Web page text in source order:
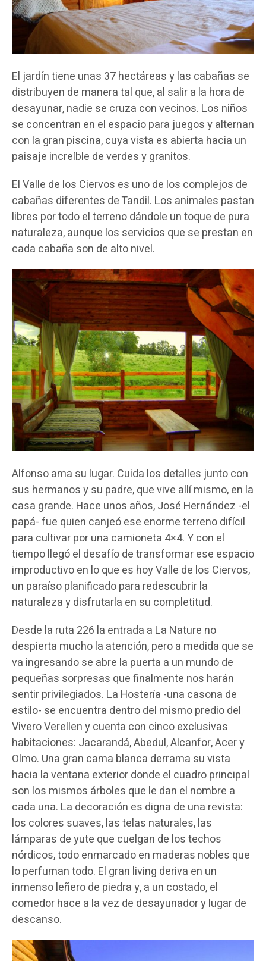
El jardín tiene unas 37 hectáreas y las cabañas se
distribuyen de manera tal que, al salir a la hora de
desayunar, nadie se cruza con vecinos. Los niños
se concentran en el espacio para juegos y alternan
con la gran piscina, cuya vista es abierta hacia un
paisaje increíble de verdes y granitos.
El Valle de los Ciervos es uno de los complejos de
cabañas diferentes de Tandil. Los animales pastan
libres por todo el terreno dándole un toque de pura
naturaleza, aunque los servicios que se prestan en
cada cabaña son de alto nivel.
Alfonso ama su lugar. Cuida los detalles junto con
sus hermanos y su padre, que vive allí mismo, en la
casa grande. Hace unos años, José Hernández -el
papá- fue quien canjeó ese enorme terreno difícil
para cultivar por una camioneta 4×4. Y con el
tiempo llegó el desafío de transformar ese espacio
improductivo en lo que es hoy Valle de los Ciervos,
un paraíso planificado para redescubrir la
naturaleza y disfrutarla en su completitud.
Desde la ruta 226 la entrada a La Nature no
despierta mucho la atención, pero a medida que se
va ingresando se abre la puerta a un mundo de
pequeñas sorpresas que finalmente nos harán
sentir privilegiados. La Hostería -una casona de
estilo- se encuentra dentro del mismo predio del
Vivero Verellen y cuenta con cinco exclusivas
habitaciones: Jacarandá, Abedul, Alcanfor, Acer y
Olmo. Una gran cama blanca derrama su vista
hacia la ventana exterior donde el cuadro principal
son los mismos árboles que le dan el nombre a
cada una. La decoración es digna de una revista:
los colores suaves, las telas naturales, las
lámparas de yute que cuelgan de los techos
nórdicos, todo enmarcado en maderas nobles que
lo perfuman todo. El gran living deriva en un
inmenso leñero de piedra y, a un costado, el
comedor hace a la vez de desayunador y lugar de
descanso.